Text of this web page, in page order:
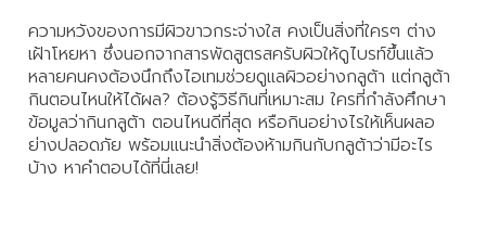
เพื่อน
เพื่อ
เปิด
โอกาส
สร้าง
รายได้
ความหวังของการมีผิวขาวกระจ่างใส คงเป็นสิ่งที่ใครๆ ต่าง
เฝ้าโหยหา ซึ่งนอกจากสารพัดสูตรสครับผิวให้ดูไบรท์ขึ้นแล้ว
หลายคนคงต้องนึกถึงไอเทมช่วยดูแลผิวอย่างกลูต้า แต่กลูต้า
กินตอนไหนให้ได้ผล? ต้องรู้วิธีกินที่เหมาะสม ใครที่กำลังศึกษา
ข้อมูลว่ากินกลูต้า ตอนไหนดีที่สุด หรือกินอย่างไรให้เห็นผลอ
ย่างปลอดภัย พร้อมแนะนำสิ่งต้องห้ามกินกับกลูต้าว่ามีอะไร
บ้าง หาคำตอบได้ที่นี่เลย!